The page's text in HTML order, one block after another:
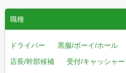
職種
ドライバー 黒服/ボーイ/ホール
店長/幹部候補
受付/キャッシャー